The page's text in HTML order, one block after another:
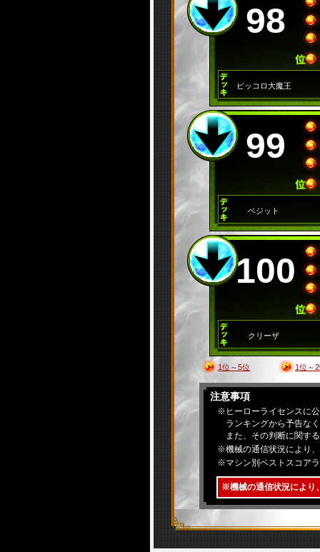
98
ピッコロ大魔王
99
ベジット
100
クリーザ
1位～5位 1位～
注意事項
※ヒーローライセンスに
ランキングから予告な
また、その判断に関す
※機械の通信状況により
※マシン別ベストスコア
※機械の通信状況により